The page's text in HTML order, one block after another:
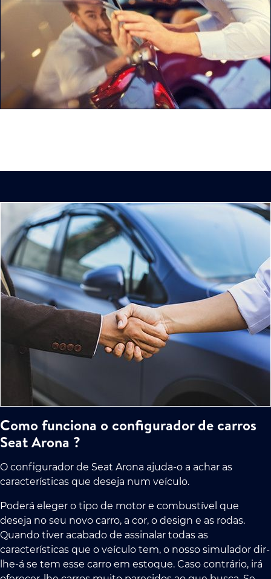
Como funciona o configurador de carros
Seat Arona ?
O configurador de Seat Arona ajuda-o a achar as
características que deseja num veículo.
Poderá eleger o tipo de motor e combustível que
deseja no seu novo carro, a cor, o design e as rodas.
Quando tiver acabado de assinalar todas as
características que o veículo tem, o nosso simulador dir-
lhe-á se tem esse carro em estoque. Caso contrário, irá